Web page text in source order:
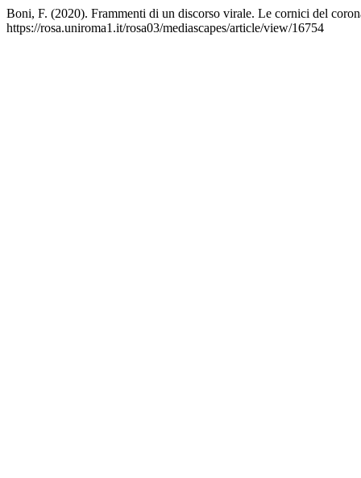
Boni, F. (2020). Frammenti di un discorso virale. Le cornici del
https://rosa.uniroma1.it/rosa03/mediascapes/article/view/16754